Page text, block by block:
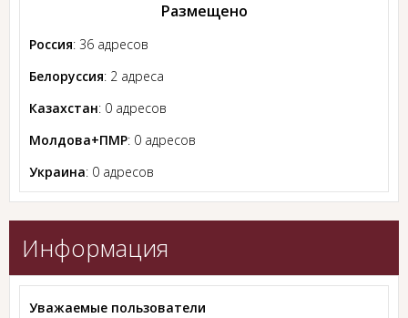
Размещено
Россия: 36 адресов
Белоруссия: 2 адреса
Казахстан: 0 адресов
Молдова+ПМР: 0 адресов
Украина: 0 адресов
Информация
Уважаемые пользователи